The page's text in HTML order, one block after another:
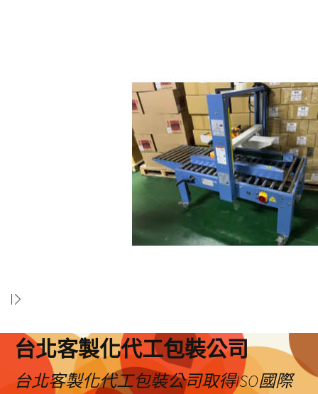
台北客製化代工包裝公司
台北客製化代工包裝公司取得ISO國際